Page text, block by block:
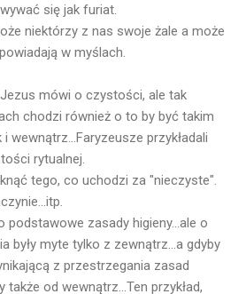
się jak furiat.
niektórzy z nas swoje żale a może
w myślach.
mówi o czystości, ale tak
chodzi również o to by być takim
wewnątrz...Faryzeusze przykładali
rytualnej.
tego, co uchodzi za "nieczyste".
podstawowe zasady higieny...ale o
były myte tylko z zewnątrz...a gdyby
z przestrzegania zasad
także od wewnątrz...Ten przykład,